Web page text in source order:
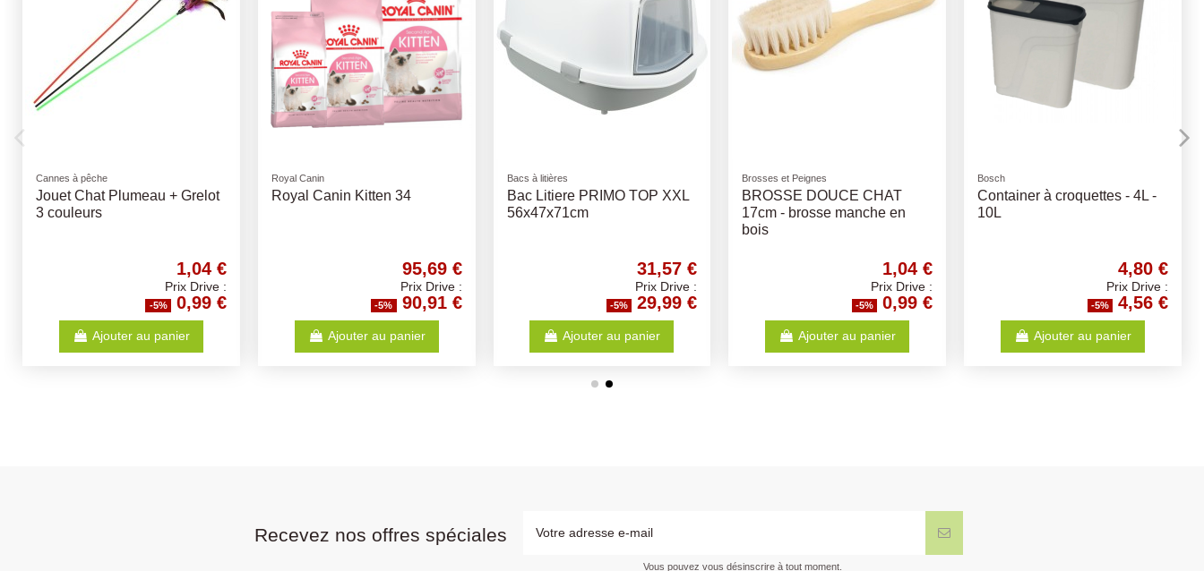
Royal Canin
Royal Canin Maine Coon
10Kg
102,35 €
Prix Drive :
-5% 97,23 €
Ajouter au panier
Jouets
Set Balle Plastique Ø4cm par
1,57 €
Prix Drive :
-5% 1,49 €
Ajouter au panier
Croquettes PRIMORDIAL
Primordial Chien Adulte Mini
Canard - Truite 6 Kg
39,37 €
Prix Drive :
-5% 37,40 €
Ajouter au panier
Soins dentaires
Stick à Macher Matatabi 10gr
2,09 €
Prix Drive :
-5% 1,99 €
Ajouter au panier
Maison de toilette
Bac Litiere BERTO Top
(systeme tri) 39x42x59cm
27,26 €
Prix Drive :
-5% 25,90 €
Ajouter au panier
Recevez nos offres spéciales
Vous pouvez vous désinscrire à tout moment.